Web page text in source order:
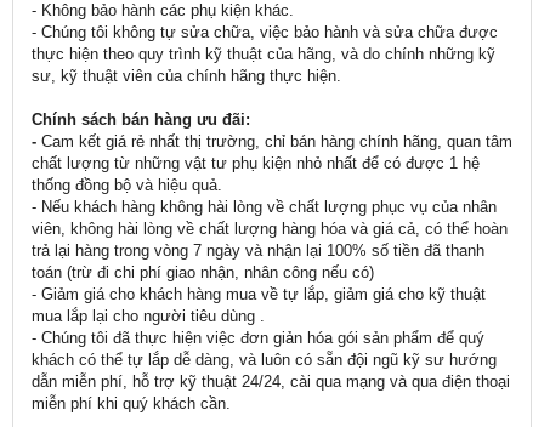
- Không bảo hành các phụ kiện khác.
- Chúng tôi không tự sửa chữa, việc bảo hành và sửa chữa được
thực hiện theo quy trình kỹ thuật của hãng, và do chính những kỹ
sư, kỹ thuật viên của chính hãng thực hiện.
Chính sách bán hàng ưu đãi:
- Cam kết giá rẻ nhất thị trường, chỉ bán hàng chính hãng, quan tâm
chất lượng từ những vật tư phụ kiện nhỏ nhất để có được 1 hệ
thống đồng bộ và hiệu quả.
- Nếu khách hàng không hài lòng về chất lượng phục vụ của nhân
viên, không hài lòng về chất lượng hàng hóa và giá cả, có thể hoàn
trả lại hàng trong vòng 7 ngày và nhận lại 100% số tiền đã thanh
toán (trừ đi chi phí giao nhận, nhân công nếu có)
- Giảm giá cho khách hàng mua về tự lắp, giảm giá cho kỹ thuật
mua lắp lại cho người tiêu dùng .
- Chúng tôi đã thực hiện việc đơn giản hóa gói sản phẩm để quý
khách có thể tự lắp dễ dàng, và luôn có sẵn đội ngũ kỹ sư hướng
dẫn miễn phí, hỗ trợ kỹ thuật 24/24, cài qua mạng và qua điện thoại
miễn phí khi quý khách cần.